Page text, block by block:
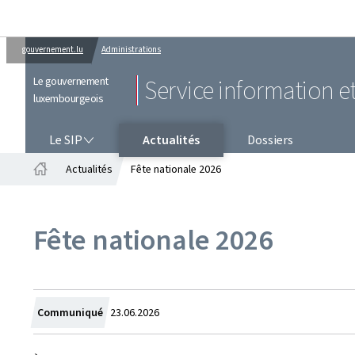
gouvernement.lu Administrations
Le gouvernement
luxembourgeois
Service information
Le SIP Actualités
Dossiers
Actualités Fête nationale 2026
Fête nationale 2026
Communiqué Crée
le
23.06.2026